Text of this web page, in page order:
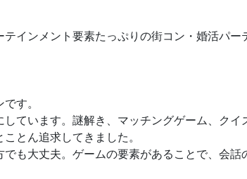
インメント要素たっぷりの街コン・婚活パ
す。
ています。謎解き、マッチングゲーム、ク
とん追求してきました。
も大丈夫。ゲームの要素があることで、会